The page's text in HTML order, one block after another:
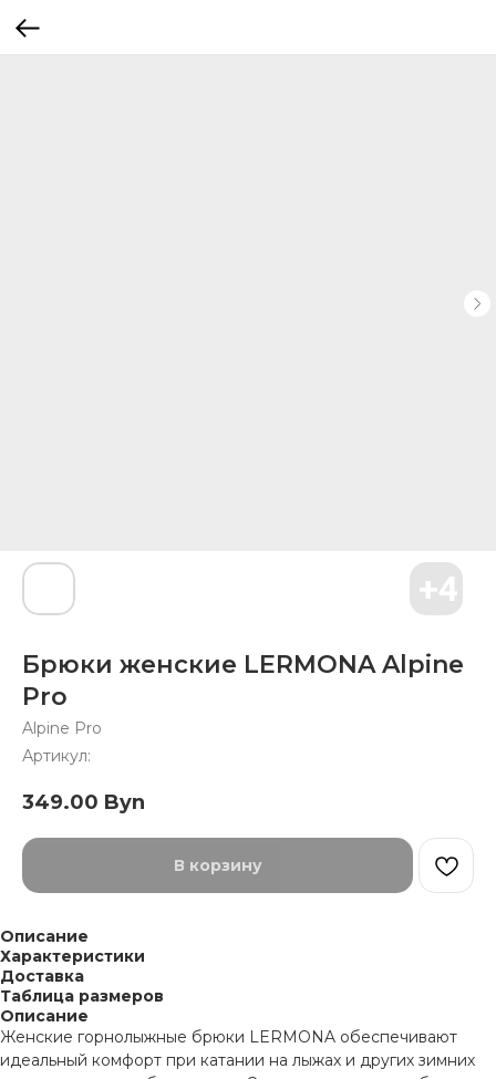
Брюки женские LERMONA Alpine
Pro
Alpine Pro
Артикул:
349.00 Byn
В корзину
Описание
Характеристики
Доставка
Таблица размеров
Описание
Женские горнолыжные брюки LERMONA обеспечивают
идеальный комфорт при катании на лыжах и других зимних